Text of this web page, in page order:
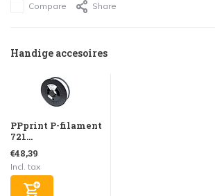
Compare Share
Handige accesoires
PPprint P-filament
721...
€48,39
Incl. tax